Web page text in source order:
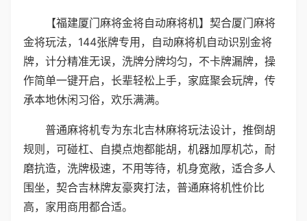
【福建厦门麻将金将自动麻将机】契合厦门麻将
金将玩法，144张牌专用，自动麻将机自动识别金将
牌，计分精准无误，洗牌分牌均匀，不卡牌漏牌，操
作简单一键开启，长辈轻松上手，家庭聚会玩牌，传
承本地休闲习俗，欢乐满满。
普通麻将机专为东北吉林麻将玩法设计，推倒胡
规则，可碰杠、自摸点炮都能胡，机器加厚机芯，耐
磨抗造，洗牌极速，不用等待，机身宽敞，适合多人
围坐，契合吉林牌友豪爽打法，普通麻将机性价比
高，家用商用都合适。